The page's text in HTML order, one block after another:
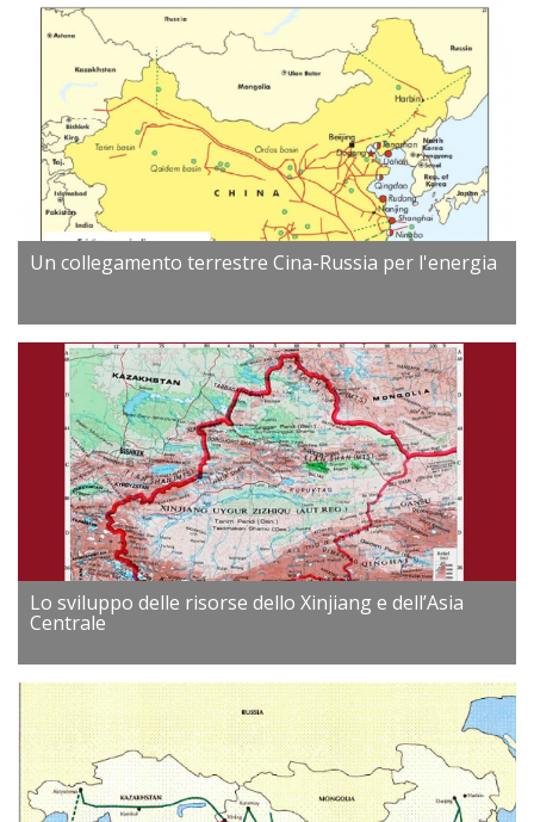
Un collegamento terrestre Cina-Russia per l'energia
Lo sviluppo delle risorse dello Xinjiang e dell’Asia
Centrale